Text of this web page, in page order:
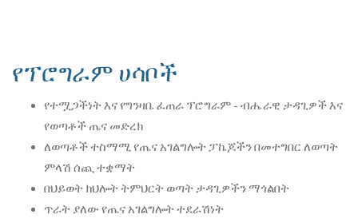
የፕሮግራም ሀሳቦች
የተሟጋችነት እና የግንዛቤ ፈጠራ ፕሮግራም - ብሔራዊ ታዳጊዎች እና
የወጣቶች ጤና መድረክ
ለወጣቶች ተስማሚ የጤና አገልግሎት ፓኬጆችን በመተግበር ለወጣት
ምላሽ ሰጪ ተቋማት
በህይወት ክህሎት ትምህርት ወጣት ታዳጊዎችን ማጎልበት
ጥራት ያለው የጤና አገልግሎት ተደራሽነት